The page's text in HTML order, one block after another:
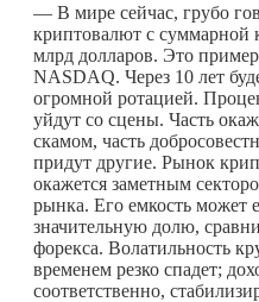
— В мире сейчас, грубо
криптовалют с суммарной
млрд долларов. Это
NASDAQ. Через 10 лет
огромной ротацией.
уйдут со сцены. Часть
скамом, часть
придут другие. Рынок
окажется заметным
рынка. Его емкость может
значительную долю,
форекса. Волатильность
временем резко спадет;
соответственно,